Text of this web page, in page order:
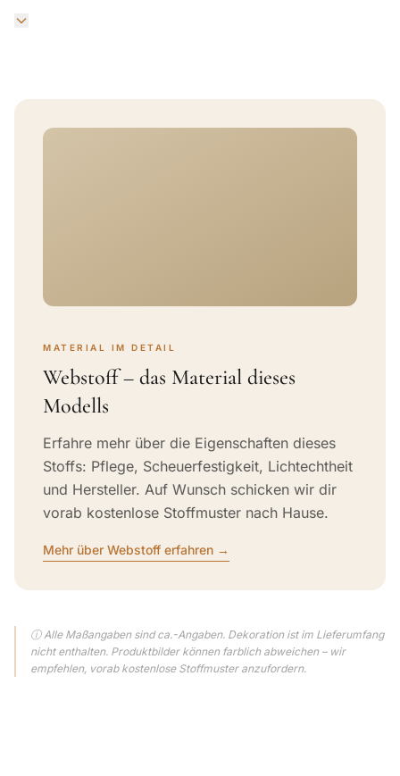
MATERIAL IM DETAIL
Webstoff – das Material dieses
Modells
Erfahre mehr über die Eigenschaften dieses
Stoffs: Pflege, Scheuerfestigkeit, Lichtechtheit
und Hersteller. Auf Wunsch schicken wir dir
vorab kostenlose Stoffmuster nach Hause.
Mehr über Webstoff erfahren →
ⓘ Alle Maßangaben sind ca.-Angaben. Dekoration ist im Lieferumfang
nicht enthalten. Produktbilder können farblich abweichen – wir
empfehlen, vorab kostenlose Stoffmuster anzufordern.